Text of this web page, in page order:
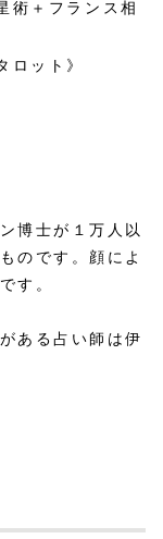
術＋フランス相
ット》
博士が１万人以
のです。顔によ
す。
ある占い師は伊